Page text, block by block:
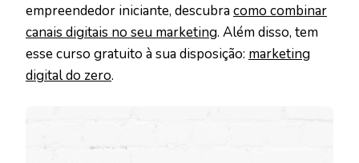
empreendedor iniciante, descubracomo combinar
canais digitais no seu marketing. Além disso, tem
esse curso gratuito à sua disposição: marketing
digital do zero.